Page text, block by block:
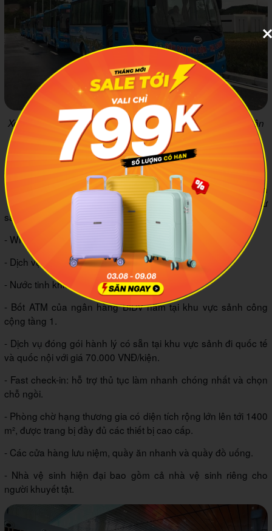
Xe buýt là phương tiện phổ biến để di chuyển từ sân bay Vân
Đồn về thành phố Hạ Long
4 Các dịch vụ tiện ích tại nhà ga
Nhà ga của Cảng hàng không Vân Đồn có tổng diện
tích 26.991 m² và cung cấp một loạt các tiện ích như
sau:
- Wi-Fi tốc độ cao được phủ sóng toàn bộ khu vực nhà ga.
- Dịch vụ sạc điện thoại miễn phí.
- Nước tinh khiết miễn phí.
- Bốt ATM của ngân hàng BIDV nằm tại khu vực sảnh công
cộng tầng 1.
- Dịch vụ đóng gói hành lý có sẵn tại khu vực sảnh đi quốc tế
và quốc nội với giá 70.000 VNĐ/kiện.
- Fast check-in: hỗ trợ thủ tục làm nhanh chóng nhất và chọn
chỗ ngồi.
- Phòng chờ hạng thương gia có diện tích rộng lớn lên tới 1400
m², được trang bị đầy đủ các thiết bị cao cấp.
- Các cửa hàng lưu niệm, quầy ăn nhanh và quầy đồ uống.
- Nhà vệ sinh hiện đại bao gồm cả nhà vệ sinh riêng cho
người khuyết tật.